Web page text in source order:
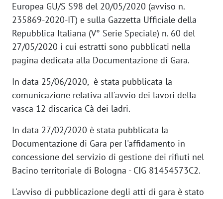
Europea GU/S S98 del 20/05/2020 (avviso n.
235869-2020-IT) e sulla Gazzetta Ufficiale della
Repubblica Italiana (V° Serie Speciale) n. 60 del
27/05/2020 i cui estratti sono pubblicati nella
pagina dedicata alla Documentazione di Gara.
In data 25/06/2020, è stata pubblicata la
comunicazione relativa all'avvio dei lavori della
vasca 12 discarica Cà dei ladri.
In data 27/02/2020 è stata pubblicata la
Documentazione di Gara per l'affidamento in
concessione del servizio di gestione dei rifiuti nel
Bacino territoriale di Bologna - CIG 81454573C2.
L'avviso di pubblicazione degli atti di gara è stato